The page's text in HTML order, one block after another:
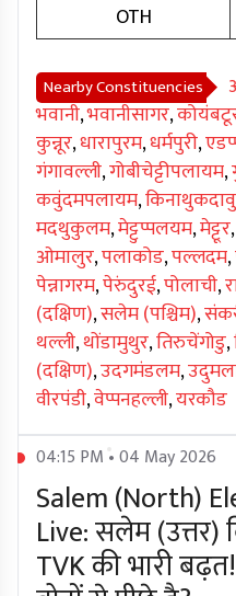
OTH
Nearby Constituencies
भवानी,भवानीसागर,
कुन्नूर,धारापुरम,धर्मपुरी,
गंगावल्ली,गोबीचेट्टीपलायम,
कवुंदमपलायम,किनाथुकदावु
मदथुकुलम,मेट्टुप्पलयम,मेट्टूर,
ओमालुर,पलाकोड,पल्लदम,
पेन्नागरम,पेरुंदुरई,पोलाची,
(दक्षिण),सलेम (पश्चिम),
थल्ली,थोंडामुथुर,तिरुचेंगोडु,
(दक्षिण),उदगमंडलम,
वीरपंडी,वेप्पनहल्ली,यरकौड
04:15 PM • 04 May 2026
Salem (North)
Live: सलेम (उत्तर)
TVK की भारी